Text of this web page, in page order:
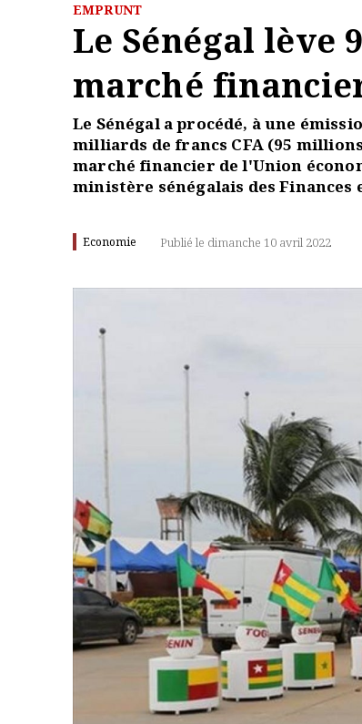
EMPRUNT
Le Sénégal lève
marché
Le Sénégal a procédé, à une
milliards de francs CFA (95
marché financier de l'Union
ministère sénégalais des
Economie Publié le dimanche 10 avril 2022